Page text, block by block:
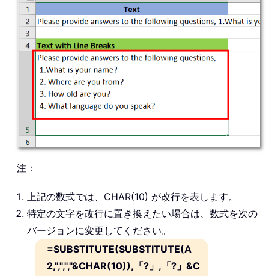
注：
上記の数式では、CHAR(10) が改行を表します。
特定の文字を改行に置き換えたい場合は、数式を次の
バージョンに変更してください。
=SUBSTITUTE(SUBSTITUTE(A
2,",",","&CHAR(10)),「?」,「?」&C